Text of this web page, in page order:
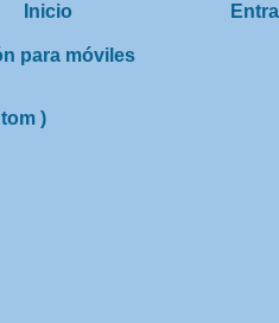
Inicio
para móviles
)